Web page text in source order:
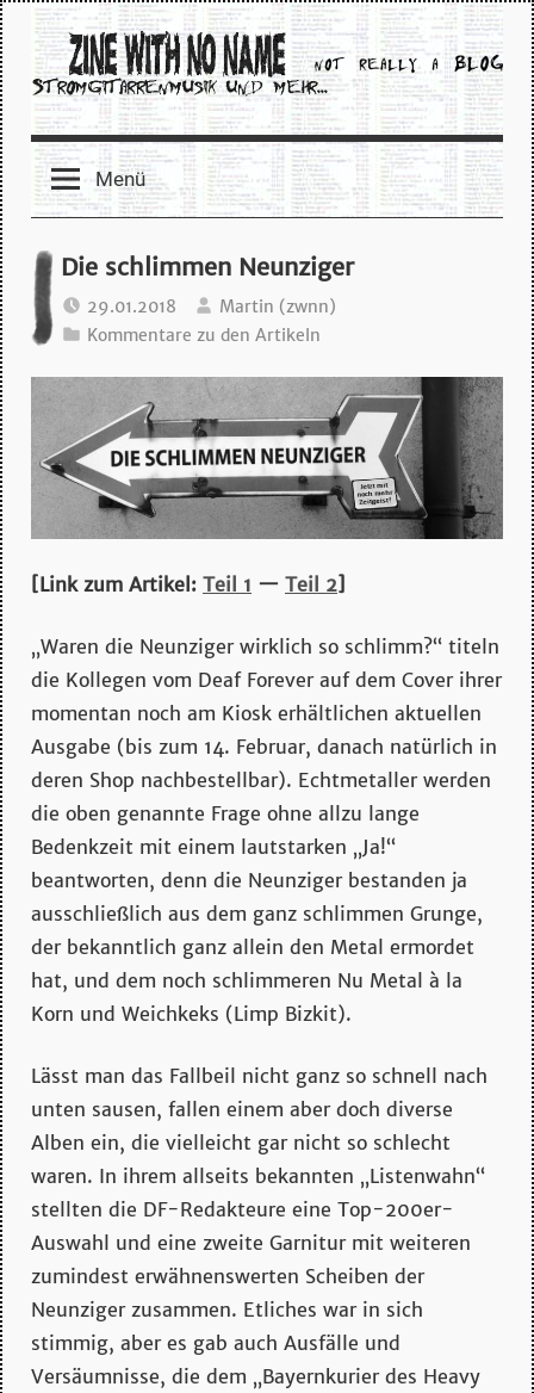
Zum
Inhalt
springen
zine
with
no
name
–
stromgitarrenmusik
und
mehr…
Menü
Die schlimmen Neunziger
29.01.2018
Martin (zwnn)
Kommentare zu den Artikeln
[Link zum Artikel: Teil 1 — Teil 2]
„Waren die Neunziger wirklich so schlimm?“ titeln
die Kollegen vom Deaf Forever auf dem Cover ihrer
momentan noch am Kiosk erhältlichen aktuellen
Ausgabe (bis zum 14. Februar, danach natürlich in
deren Shop nachbestellbar). Echtmetaller werden
die oben genannte Frage ohne allzu lange
Bedenkzeit mit einem lautstarken „Ja!“
beantworten, denn die Neunziger bestanden ja
ausschließlich aus dem ganz schlimmen Grunge,
der bekanntlich ganz allein den Metal ermordet
hat, und dem noch schlimmeren Nu Metal à la
Korn und Weichkeks (Limp Bizkit).
Lässt man das Fallbeil nicht ganz so schnell nach
unten sausen, fallen einem aber doch diverse
Alben ein, die vielleicht gar nicht so schlecht
waren. In ihrem allseits bekannten „Listenwahn“
stellten die DF-Redakteure eine Top-200er-
Auswahl und eine zweite Garnitur mit weiteren
zumindest erwähnenswerten Scheiben der
Neunziger zusammen. Etliches war in sich
stimmig, aber es gab auch Ausfälle und
Versäumnisse, die dem „Bayernkurier des Heavy